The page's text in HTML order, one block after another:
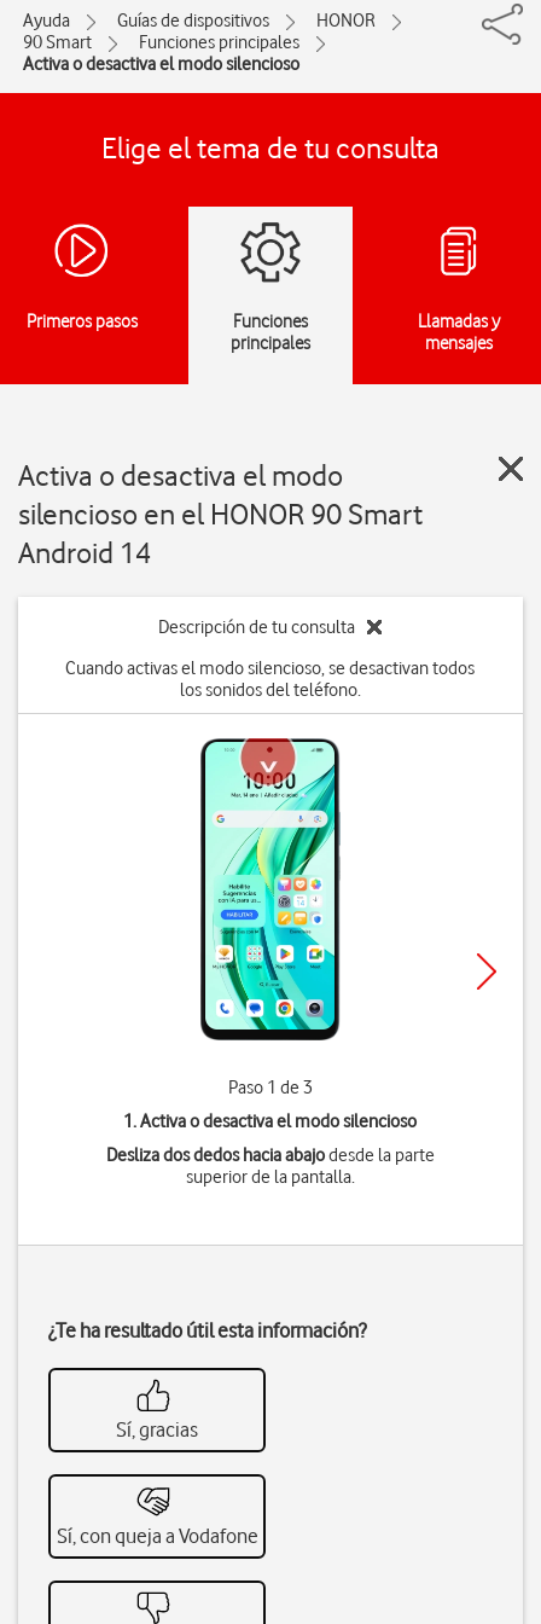
Ayuda Guías de dispositivos
HONOR
90 Smart
Funciones principales
Activa o desactiva el modo silencioso
Elige el tema de tu consulta
Primeros pasos
Funciones
principales
Llamadas y
mensajes
Activa o desactiva el modo
silencioso en el HONOR 90 Smart
Android 14
Descripción de tu consulta
Cuando activas el modo silencioso, se desactivan todos
los sonidos del teléfono.
Paso 1 de 3
1. Activa o desactiva el modo silencioso
Desliza dos dedos hacia abajodesde la parte
superior de la pantalla.
¿Te ha resultado útil esta información?
Sí, gracias
Sí, con queja a Vodafone